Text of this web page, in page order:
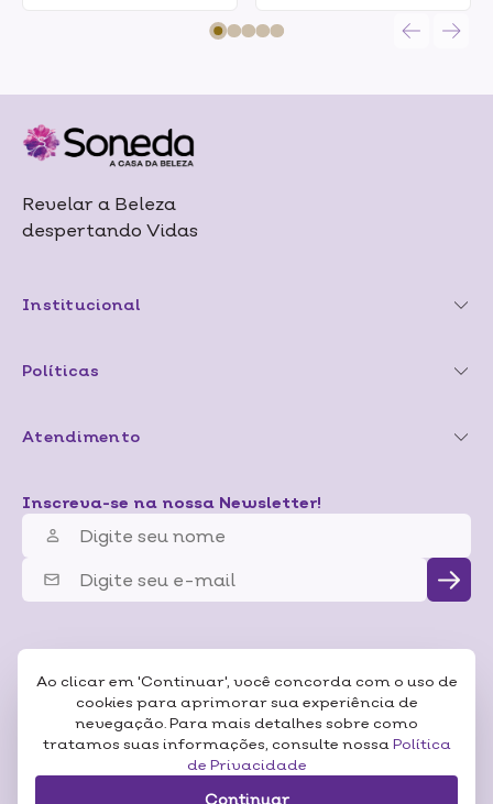
Ao clicar em 'Continuar', você concorda com o uso de
cookies para aprimorar sua experiência de
nevegação. Para mais detalhes sobre como
tratamos suas informações, consulte nossa Política
de Privacidade
Continuar
Revelar a Beleza
despertando Vidas
Institucional
Políticas
Atendimento
Inscreva-se na nossa Newsletter!